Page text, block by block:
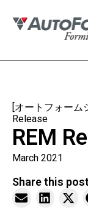
[オートフォー
Release
REM
March 2021
Share this post